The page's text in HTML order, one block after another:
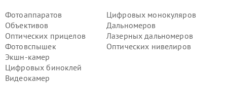
Фотоаппаратов
Объективов
Оптических прицелов
Фотовспышек
Экшн-камер
Цифровых биноклей
Видеокамер
Цифровых монокуляров
Дальномеров
Лазерных дальномеров
Оптических нивелиров
Замена диафрагмы видеокамеры
Nikon в г.Самара
Замена диафрагмы видеокамеры
Nikon в г.Пермь
Замена диафрагмы видеокамеры
Nikon в г.Красноярск
Замена диафрагмы видеокамеры
Nikon в г.Ижевск